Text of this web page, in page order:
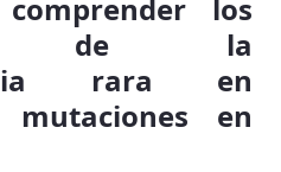
los
de la
rara en
mutaciones en